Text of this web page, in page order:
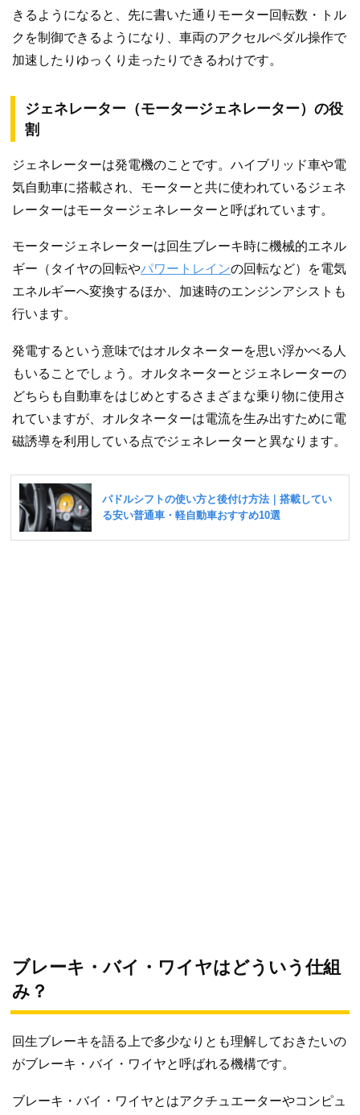
きるようになると、先に書いた通りモーター回転数・トル
クを制御できるようになり、車両のアクセルペダル操作で
加速したりゆっくり走ったりできるわけです。
ジェネレーター（モータージェネレーター）の役
割
ジェネレーターは発電機のことです。ハイブリッド車や電
気自動車に搭載され、モーターと共に使われているジェネ
レーターはモータージェネレーターと呼ばれています。
モータージェネレーターは回生ブレーキ時に機械的エネル
ギー（タイヤの回転やパワートレインの回転など）を電気
エネルギーへ変換するほか、加速時のエンジンアシストも
行います。
発電するという意味ではオルタネーターを思い浮かべる人
もいることでしょう。オルタネーターとジェネレーターの
どちらも自動車をはじめとするさまざまな乗り物に使用さ
れていますが、オルタネーターは電流を生み出すために電
磁誘導を利用している点でジェネレーターと異なります。
ブレーキ・バイ・ワイヤはどういう仕組
み？
回生ブレーキを語る上で多少なりとも理解しておきたいの
がブレーキ・バイ・ワイヤと呼ばれる機構です。
ブレーキ・バイ・ワイヤとはアクチュエーターやコンピュ